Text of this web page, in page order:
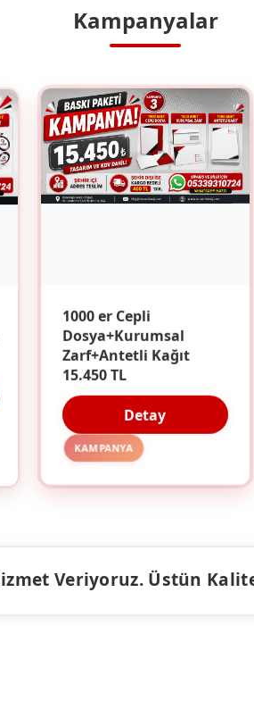
Kampanyalar
1000 er Cepli
Dosya+Kurumsal
Zarf+Antetli Kağıt
15.450 TL
Detay
KAMPANYA
Veriyoruz. Üstün